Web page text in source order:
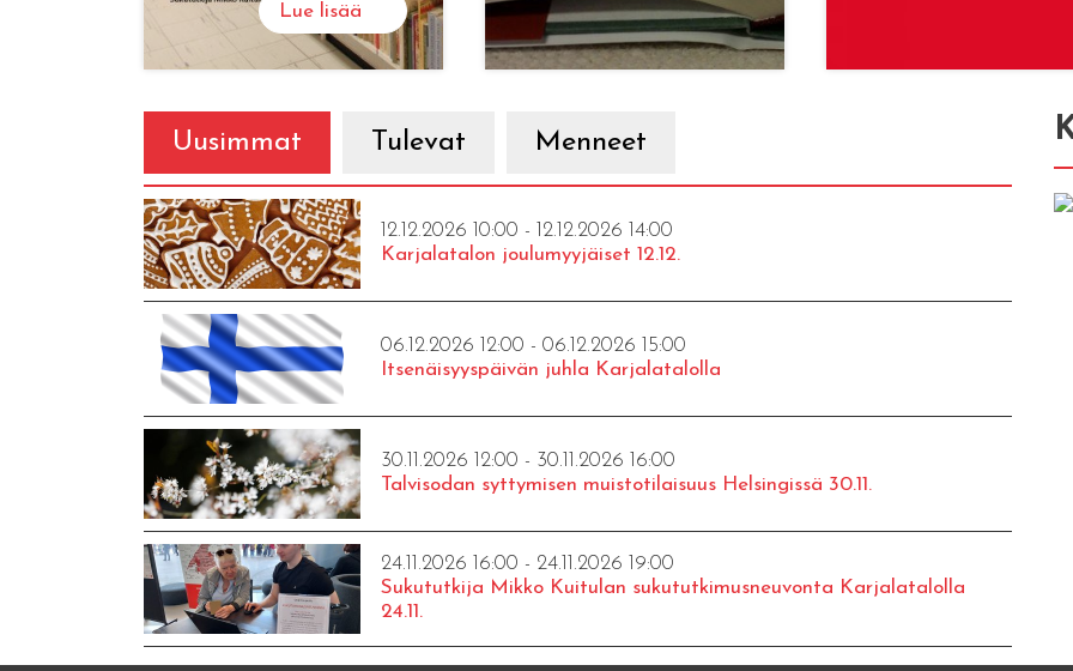
Lue lisää
Uusimmat Tulevat Menneet
12.12.2026 10:00 - 12.12.2026 14:00
Karjalatalon joulumyyjäiset 12.12.
06.12.2026 12:00 - 06.12.2026 15:00
Itsenäisyyspäivän juhla Karjalatalolla
30.11.2026 12:00 - 30.11.2026 16:00
Talvisodan syttymisen muistotilaisuus Helsingissä 30.11.
24.11.2026 16:00 - 24.11.2026 19:00
Sukututkija Mikko Kuitulan sukututkimusneuvonta Karjalatalolla
24.11.